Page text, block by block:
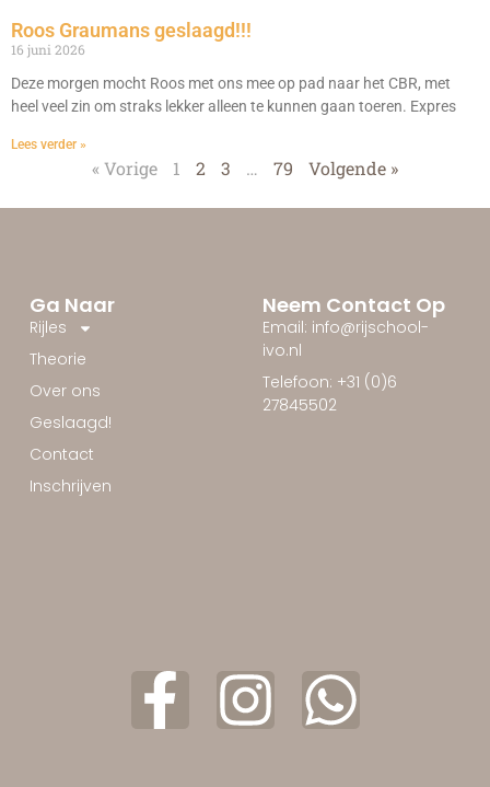
Roos Graumans geslaagd!!!
16 juni 2026
Deze morgen mocht Roos met ons mee op pad naar het CBR, met
heel veel zin om straks lekker alleen te kunnen gaan toeren. Expres
Lees verder »
« Vorige 1 2 3 … 79 Volgende »
Ga Naar
Rijles
Theorie
Over ons
Geslaagd!
Contact
Inschrijven
Neem Contact Op
Email: info@rijschool-
ivo.nl
Telefoon: +31 (0)6
27845502